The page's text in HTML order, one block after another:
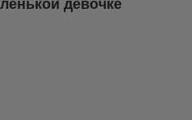
девочке